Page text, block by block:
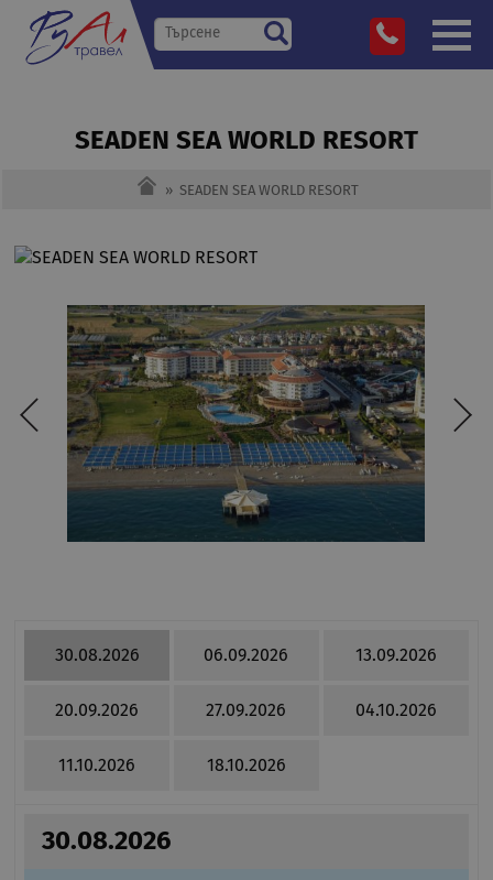
SEADEN SEA WORLD RESORT
» SEADEN SEA WORLD RESORT
30.08.2026 06.09.2026 13.09.2026
20.09.2026 27.09.2026 04.10.2026
11.10.2026 18.10.2026
30.08.2026